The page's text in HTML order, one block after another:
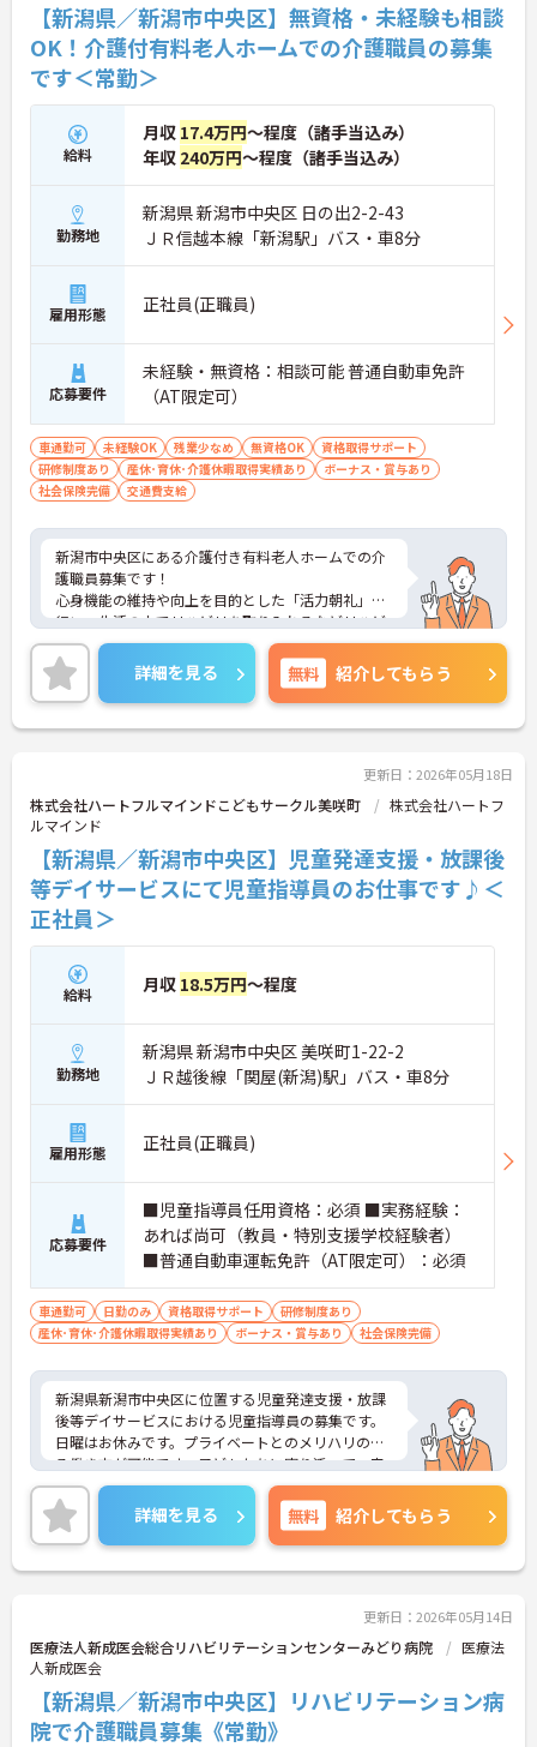
【新潟県／新潟市中央区】無資格・未経験も相談
OK！介護付有料老人ホームでの介護職員の募集
です＜常勤＞
給料
月収 17.4万円～程度（諸手当込み）
年収 240万円～程度（諸手当込み）
勤務地
新潟県 新潟市中央区 日の出2-2-43
ＪＲ信越本線「新潟駅」バス・車8分
雇用形態 正社員(正職員)
応募要件
未経験・無資格：相談可能 普通自動車免許
（AT限定可）
車通勤可 未経験OK 残業少なめ 無資格OK
資格取得サポート
研修制度あり
産休･育休･介護休暇取得実績あり
ボーナス・賞与あり
社会保険完備
交通費支給
新潟市中央区にある介護付き有料老人ホームでの介
護職員募集です！
心身機能の維持や向上を目的とした「活力朝礼」を
行い、生活の中でリハビリを取り入れるなどリハビ
リに力をいれている介護付有料老人ホームです。
訪問医との連携も万全にしています。四季折々の
様々なイベントやレクリエーションも豊富です。
研修あり 、福利厚生施設利用制度など、福利厚生が
充実しています！
詳細を見る 無料 紹介してもらう
更新日：2026年05月18日
株式会社ハートフルマインドこどもサークル美咲町
株式会社ハートフ
ルマインド
【新潟県／新潟市中央区】児童発達支援・放課後
等デイサービスにて児童指導員のお仕事です♪＜
正社員＞
給料 月収 18.5万円～程度
勤務地
新潟県 新潟市中央区 美咲町1-22-2
ＪＲ越後線「関屋(新潟)駅」バス・車8分
雇用形態 正社員(正職員)
応募要件
■児童指導員任用資格：必須 ■実務経験：
あれば尚可（教員・特別支援学校経験者）
■普通自動車運転免許（AT限定可）：必須
車通勤可 日勤のみ 資格取得サポート
研修制度あり
産休･育休･介護休暇取得実績あり
ボーナス・賞与あり 社会保険完備
新潟県新潟市中央区に位置する児童発達支援・放課
後等デイサービスにおける児童指導員の募集です。
日曜はお休みです。プライベートとのメリハリのあ
る働き方が可能です。子どもたちに寄り添って、療
育活動を行っていただける方を募集しています。
ご興味のある方には、面接対策ポイントなど、さら
に詳細をご案内しますのでお気軽にご相談くださ
い！
詳細を見る 無料 紹介してもらう
更新日：2026年05月14日
医療法人新成医会総合リハビリテーションセンターみどり病院
医療法
人新成医会
【新潟県／新潟市中央区】リハビリテーション病
院で介護職員募集《常勤》